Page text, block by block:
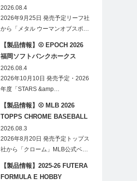
HOBBY
2026.08.4
2026年9月25日 発売予定リーフ社
から「メタル ウーマンオブスポ…
【製品情報】⚾ EPOCH 2026
福岡ソフトバンクホークス
STARS&LEGENDS ベースボー
ルカード
2026.08.4
2026年10月10日 発売予定・2026
年度「STARS &amp…
【製品情報】⚾ MLB 2026
TOPPS CHROME BASEBALL
LOGOFRACTOR
2026.08.3
2026年8月20日 発売予定トップス
社から「クローム」MLB公式ベ…
【製品情報】2025-26 FUTERA
FORMULA E HOBBY